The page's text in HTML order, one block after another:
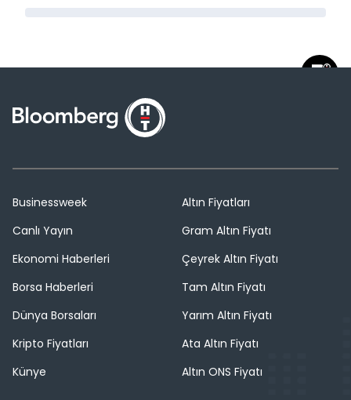
Businessweek
Canlı Yayın
Ekonomi Haberleri
Borsa Haberleri
Dünya Borsaları
Kripto Fiyatları
Künye
Altın Fiyatları
Gram Altın Fiyatı
Çeyrek Altın Fiyatı
Tam Altın Fiyatı
Yarım Altın Fiyatı
Ata Altın Fiyatı
Altın ONS Fiyatı